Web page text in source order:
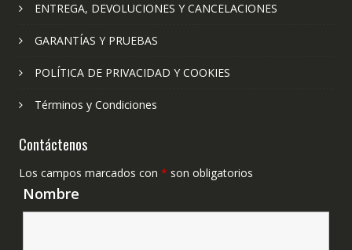
ENTREGA, DEVOLUCIONES Y CANCELACIONES
GARANTÍAS Y PRUEBAS
POLÍTICA DE PRIVACIDAD Y COOKIES
Términos y Condiciones
Contáctenos
Los campos marcados con * son obligatorios
Nombre